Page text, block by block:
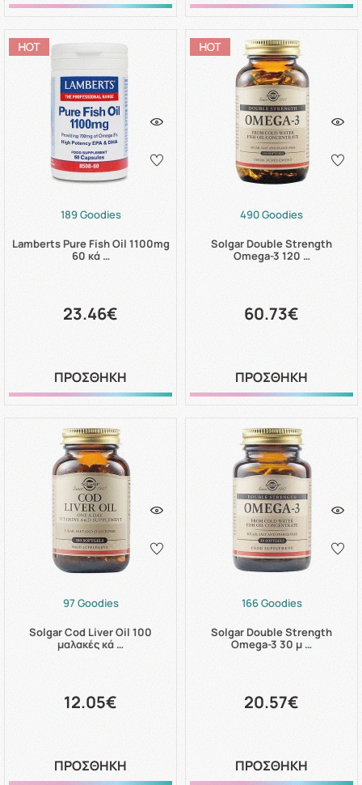
189 Goodies
Lamberts Pure Fish Oil 1100mg
60 κά …
23.46€
ΠΡΟΣΘΗΚΗ
490 Goodies
Solgar Double Strength
Omega-3 120 …
60.73€
ΠΡΟΣΘΗΚΗ
97 Goodies
Solgar Cod Liver Oil 100
μαλακές κά …
12.05€
ΠΡΟΣΘΗΚΗ
166 Goodies
Solgar Double Strength
Omega-3 30 μ …
20.57€
ΠΡΟΣΘΗΚΗ